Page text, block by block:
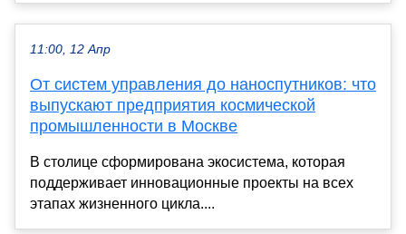
11:00, 12 Апр
От систем управления до наноспутников: что
выпускают предприятия космической
промышленности в Москве
В столице сформирована экосистема, которая
поддерживает инновационные проекты на всех
этапах жизненного цикла....